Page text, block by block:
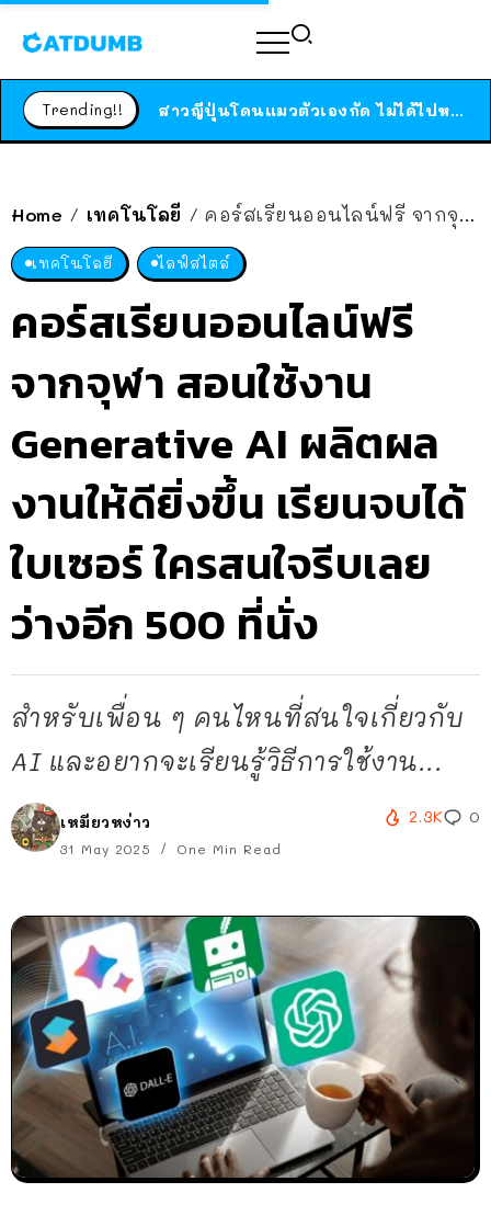
Trending!! ได้เวลาเด็กหนวดรวมตัว RF Online Next เปิดให้เล่นแล้ว เกม Sci-Fi MMORPG ระดับตำนาน เล่นได้ทั้งมือถือและ PC
Home / เทคโนโลยี / คอร์สเรียนออนไลน์ฟรี จากจุฬา สอนใช้งาน Generative AI ผลิตผลงานให้ดียิ่งขึ้น เรียนจบได้ใบเซอร์ ใครสนใจรีบเลย ว่างอีก 500 ที่นั่ง
เทคโนโลยี ไลฟ์สไตล์
คอร์สเรียนออนไลน์ฟรี
จากจุฬา สอนใช้งาน
Generative AI ผลิตผล
งานให้ดียิ่งขึ้น เรียนจบได้
ใบเซอร์ ใครสนใจรีบเลย
ว่างอีก 500 ที่นั่ง
สำหรับเพื่อน ๆ คนไหนที่สนใจเกี่ยวกับ
AI และอยากจะเรียนรู้วิธีการใช้งาน...
เหมียวหง่าว
31 May 2025 One Min Read
2.3K 0